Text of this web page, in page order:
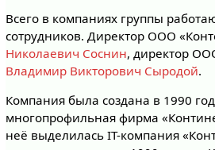
Всего в компаниях группы
сотрудников. Директор ООО
Николаевич Соснин, директор
Владимир Викторович Сыродой.
Компания была создана в 1990
многопрофильная фирма
неё выделилась IT-компания